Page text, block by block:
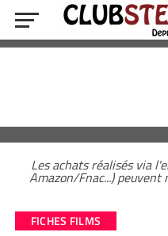
Les achats réalisés via
Amazon/Fnac...) peuvent
FICHES FILMS